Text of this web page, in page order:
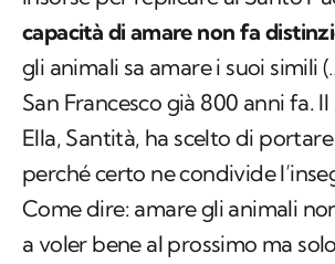
capacità di amare non fa
gli animali sa amare i suoi simili
San Francesco già 800 anni fa.
Ella, Santità, ha scelto di
perché certo ne condivide
Come dire: amare gli animali
a voler bene al prossimo ma solo